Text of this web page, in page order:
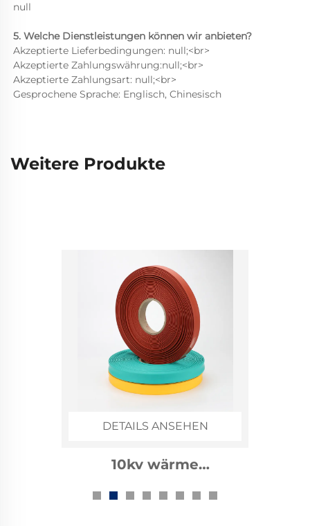
null
5. Welche Dienstleistungen können wir anbieten?
Akzeptierte Lieferbedingungen: null;<br>
Akzeptierte Zahlungswährung:null;<br>
Akzeptierte Zahlungsart: null;<br>
Gesprochene Sprache: Englisch, Chinesisch
Weitere Produkte
DETAILS ANSEHEN
1kv wärme
Bussschlauch